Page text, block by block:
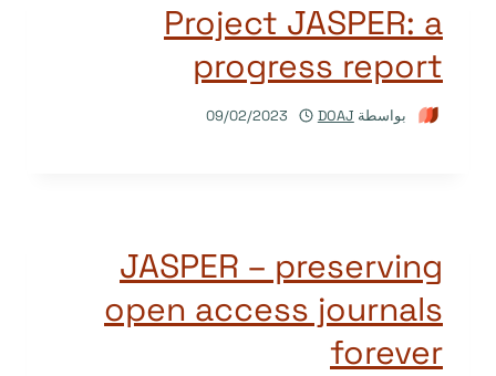
Project JASPER: a
progress report
بواسطة DOAJ
09/02/2023
JASPER – preserving
open access journals
forever